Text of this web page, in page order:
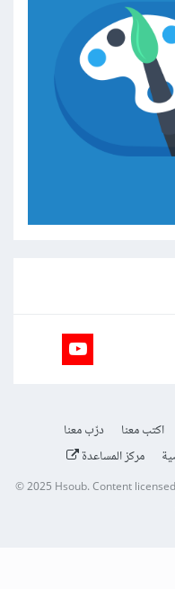
اكتب معنا
درّب معنا
مركز المساعدة
© 2025 Hsoub.Content